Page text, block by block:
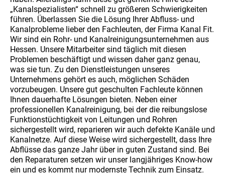
„Kanalspezialisten“ schnell zu größeren Schwierigkeiten
führen. Überlassen Sie die Lösung Ihrer Abfluss- und
Kanalprobleme lieber den Fachleuten, der Firma Kanal Fit.
Wir sind ein Rohr- und Kanalreinigungsunternehmen aus
Hessen. Unsere Mitarbeiter sind täglich mit diesen
Problemen beschäftigt und wissen daher ganz genau,
was sie tun. Zu den Dienstleistungen unseres
Unternehmens gehört es auch, möglichen Schäden
vorzubeugen. Unsere gut geschulten Fachleute können
Ihnen dauerhafte Lösungen bieten. Neben einer
professionellen Kanalreinigung, bei der die reibungslose
Funktionstüchtigkeit von Leitungen und Rohren
sichergestellt wird, reparieren wir auch defekte Kanäle und
Kanalnetze. Auf diese Weise wird sichergestellt, dass Ihre
Abflüsse das ganze Jahr über in guten Zustand sind. Bei
den Reparaturen setzen wir unser langjähriges Know-how
ein und es kommt nur modernste Technik zum Einsatz.